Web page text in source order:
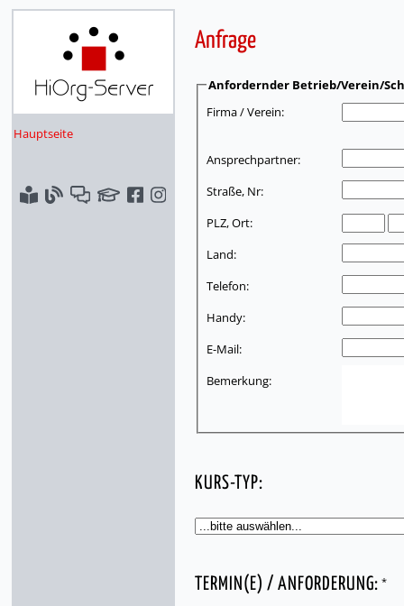
Hauptseite
Anfrage
Anfordernder Betrieb/Verein/
Firma / Verein:
Ansprechpartner:
Straße, Nr:
PLZ, Ort:
Land:
Telefon:
Handy:
E-Mail:
Bemerkung:
KURS-TYP:
TERMIN(E) / ANFORDERUNG: *